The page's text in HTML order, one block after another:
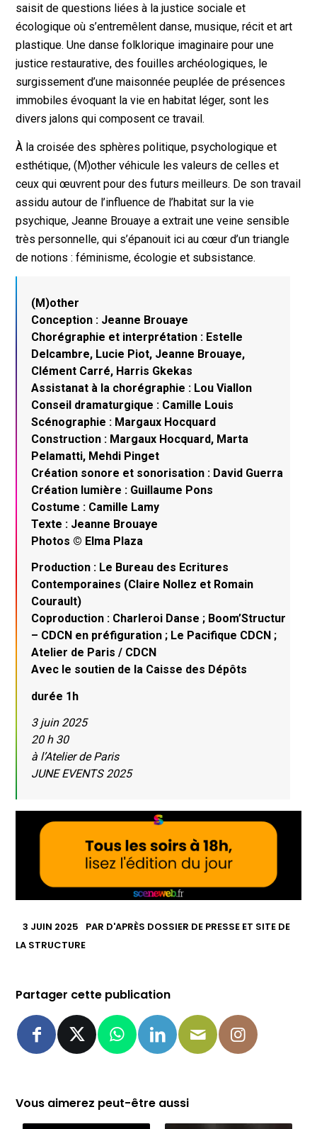
saisit de questions liées à la justice sociale et
écologique où s’entremêlent danse, musique, récit et art
plastique. Une danse folklorique imaginaire pour une
justice restaurative, des fouilles archéologiques, le
surgissement d’une maisonnée peuplée de présences
immobiles évoquant la vie en habitat léger, sont les
divers jalons qui composent ce travail.
À la croisée des sphères politique, psychologique et
esthétique, (M)other véhicule les valeurs de celles et
ceux qui œuvrent pour des futurs meilleurs. De son travail
assidu autour de l’influence de l’habitat sur la vie
psychique, Jeanne Brouaye a extrait une veine sensible
très personnelle, qui s’épanouit ici au cœur d’un triangle
de notions : féminisme, écologie et subsistance.
(M)other
Conception : Jeanne Brouaye
Chorégraphie et interprétation : Estelle
Delcambre, Lucie Piot, Jeanne Brouaye,
Clément Carré, Harris Gkekas
Assistanat à la chorégraphie : Lou Viallon
Conseil dramaturgique : Camille Louis
Scénographie : Margaux Hocquard
Construction : Margaux Hocquard, Marta
Pelamatti, Mehdi Pinget
Création sonore et sonorisation : David Guerra
Création lumière : Guillaume Pons
Costume : Camille Lamy
Texte : Jeanne Brouaye
Photos ©️ Elma Plaza
Production : Le Bureau des Ecritures
Contemporaines (Claire Nollez et Romain
Courault)
Coproduction : Charleroi Danse ; Boom’Structur
– CDCN en préfiguration ; Le Pacifique CDCN ;
Atelier de Paris / CDCN
Avec le soutien de la Caisse des Dépôts
durée 1h
3 juin 2025
20 h 30
à l’Atelier de Paris
JUNE EVENTS 2025
3 JUIN 2025 PAR D'APRÈS DOSSIER DE PRESSE ET SITE DE
LA STRUCTURE
Partager cette publication
Vous aimerez peut-être aussi